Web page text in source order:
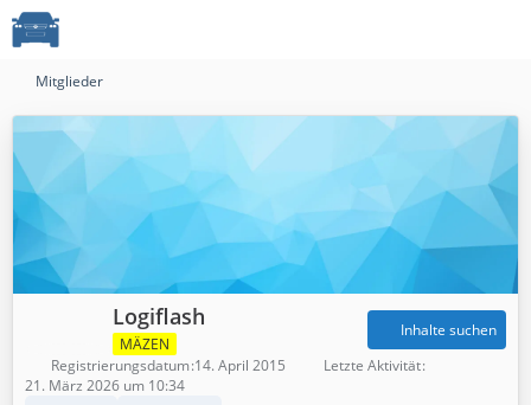
Mitglieder
Logiflash
MÄZEN
Inhalte suchen
Registrierungsdatum 14. April 2015
Letzte Aktivität
21. März 2026 um 10:34